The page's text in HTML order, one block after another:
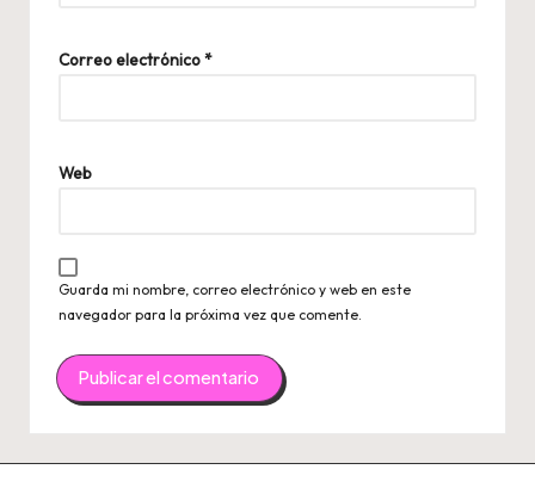
Correo electrónico*
Web
Guarda mi nombre, correo electrónico y web en este
navegador para la próxima vez que comente.